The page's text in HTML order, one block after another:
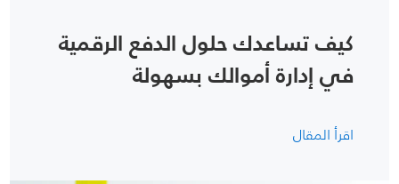
كيف تساعدك حلول الدفع الرقمية
في إدارة أموالك بسهولة
اقرأ المقال